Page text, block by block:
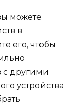
можете
в
его, чтобы
с другими
устройства